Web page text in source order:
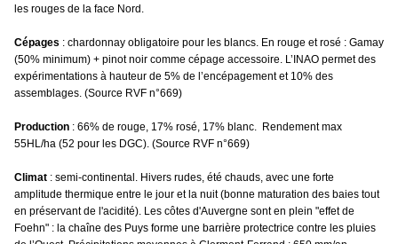
les rouges de la face Nord.
Cépages : chardonnay obligatoire pour les blancs. En rouge et rosé : Gamay
(50% minimum) + pinot noir comme cépage accessoire. L’INAO permet des
expérimentations à hauteur de 5% de l’encépagement et 10% des
assemblages. (Source RVF n°669)
Production : 66% de rouge, 17% rosé, 17% blanc. Rendement max
55HL/ha (52 pour les DGC). (Source RVF n°669)
Climat : semi-continental. Hivers rudes, été chauds, avec une forte
amplitude thermique entre le jour et la nuit (bonne maturation des baies tout
en préservant de l'acidité). Les côtes d'Auvergne sont en plein "effet de
Foehn" : la chaîne des Puys forme une barrière protectrice contre les pluies